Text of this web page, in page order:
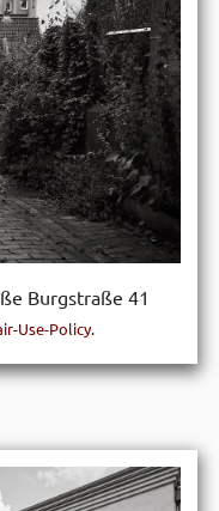
Burg­straße 41
Use-Policy.